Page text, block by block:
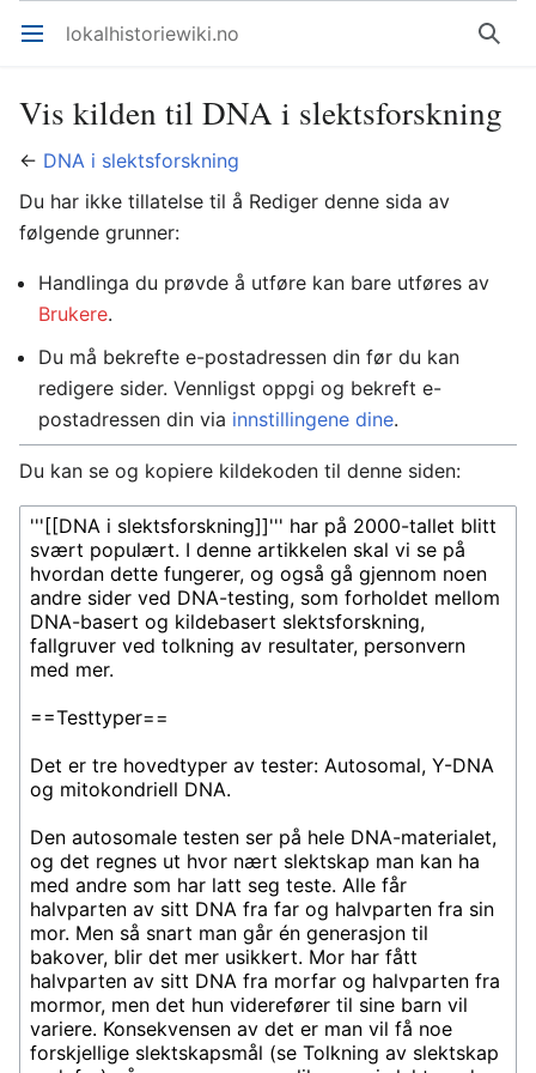
Åpne hovedmenyen lokalhistoriewiki.no Søk
Vis kilden til DNA i slektsforskning
← DNA i slektsforskning
Du har ikke tillatelse til å Rediger denne sida av
følgende grunner:
Handlinga du prøvde å utføre kan bare utføres av
Brukere.
Du må bekrefte e-postadressen din før du kan
redigere sider. Vennligst oppgi og bekreft e-
postadressen din via innstillingene dine.
Du kan se og kopiere kildekoden til denne siden: